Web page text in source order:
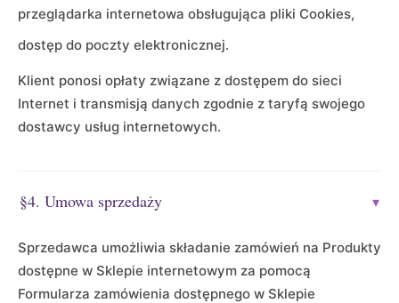
przeglądarka internetowa obsługująca pliki Cookies,
dostęp do poczty elektronicznej.
Klient ponosi opłaty związane z dostępem do sieci
Internet i transmisją danych zgodnie z taryfą swojego
dostawcy usług internetowych.
§4. Umowa sprzedaży ▾
Sprzedawca umożliwia składanie zamówień na Produkty
dostępne w Sklepie internetowym za pomocą
Formularza zamówienia dostępnego w Sklepie